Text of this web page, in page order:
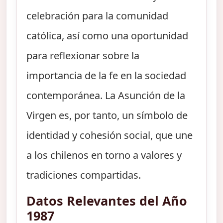
celebración para la comunidad
católica, así como una oportunidad
para reflexionar sobre la
importancia de la fe en la sociedad
contemporánea. La Asunción de la
Virgen es, por tanto, un símbolo de
identidad y cohesión social, que une
a los chilenos en torno a valores y
tradiciones compartidas.
Datos Relevantes del Año
1987